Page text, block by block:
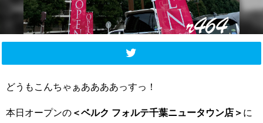
どうもこんちゃぁああああっすっ！
本日オープンの ＜ベルク フォルテ千葉ニュータウン店＞ に